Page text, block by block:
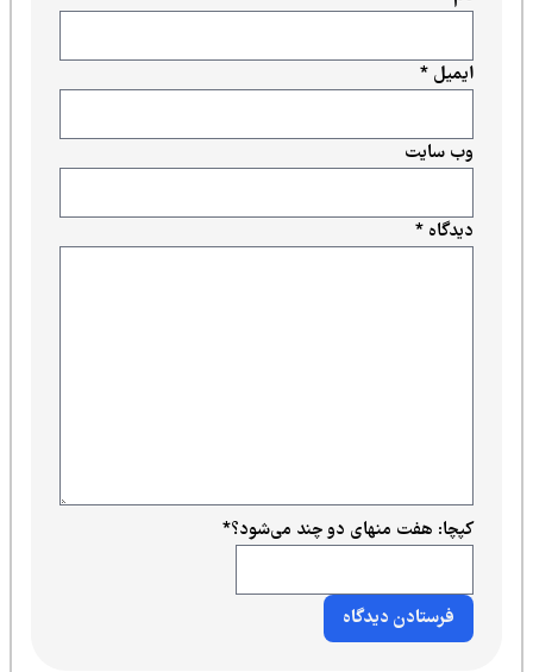
دیدگاه*
ایمیل*
وب‌ سایت
کپچا: هفت منهای دو چند می‌شود؟*